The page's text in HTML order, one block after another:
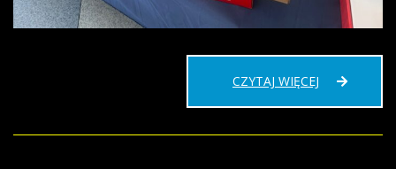
CZYTAJ WIĘCEJ
NASZEJ